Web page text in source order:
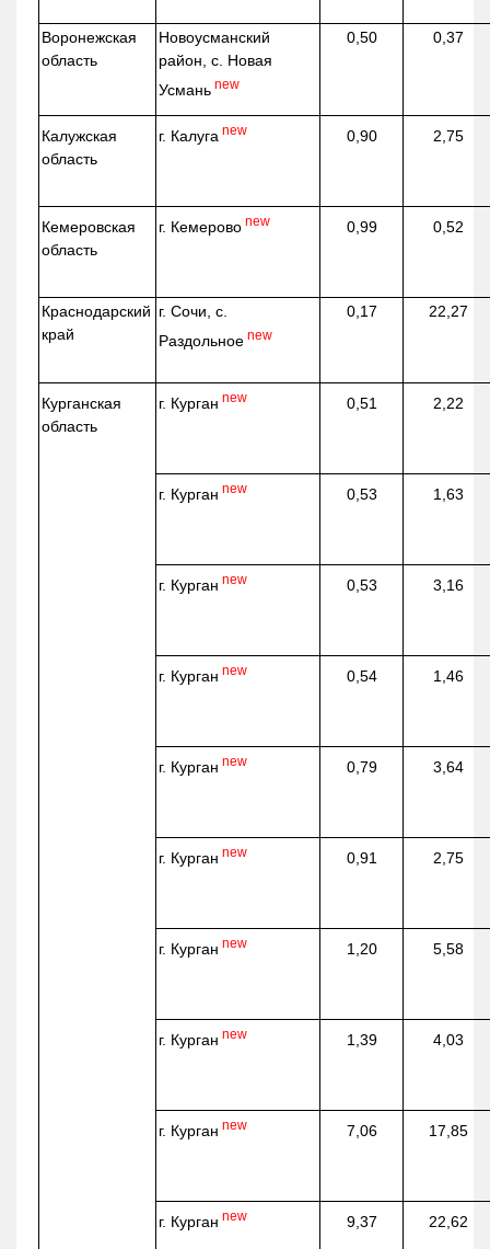
Воронежская
область
Новоусманский
район, с. Новая
Усмань new
0,50 0,37
Калужская
область
г. Калуга new 0,90 2,75
Кемеровская
область
г. Кемерово new 0,99 0,52
Краснодарский
край
г. Сочи, с.
Раздольное new
0,17 22,27
Курганская
область
г. Курган new 0,51 2,22
г. Курган new 0,53 1,63
г. Курган new 0,53 3,16
г. Курган new 0,54 1,46
г. Курган new 0,79 3,64
г. Курган new 0,91 2,75
г. Курган new 1,20 5,58
г. Курган new 1,39 4,03
г. Курган new 7,06 17,85
г. Курган new 9,37 22,62